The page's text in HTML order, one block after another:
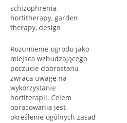
schizophrenia,
hortitherapy, garden
therapy, design
Rozumienie ogrodu jako
miejsca wzbudzającego
poczucie dobrostanu
zwraca uwagę na
wykorzystanie
hortiterapii. Celem
opracowania jest
określenie ogólnych zasad